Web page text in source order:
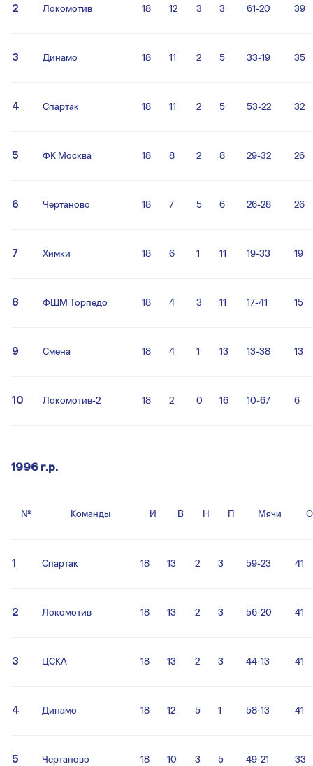
2 Локомотив 18 12 3 3 61-20 39
3 Динамо 18 11 2 5 33-19 35
4 Спартак 18 11 2 5 53-22 32
5 ФК Москва 18 8 2 8 29-32 26
6 Чертаново 18 7 5 6 26-28 26
7 Химки 18 6 1 11 19-33 19
8 ФШМ Торпедо 18 4 3 11 17-41 15
9 Смена 18 4 1 13 13-38 13
10 Локомотив-2 18 2 0 16 10-67 6
1996 г.р.
№ Команды И В Н П Мячи О
1 Спартак 18 13 2 3 59-23 41
2 Локомотив 18 13 2 3 56-20 41
3 ЦСКА 18 13 2 3 44-13 41
4 Динамо 18 12 5 1 58-13 41
5 Чертаново 18 10 3 5 49-21 33